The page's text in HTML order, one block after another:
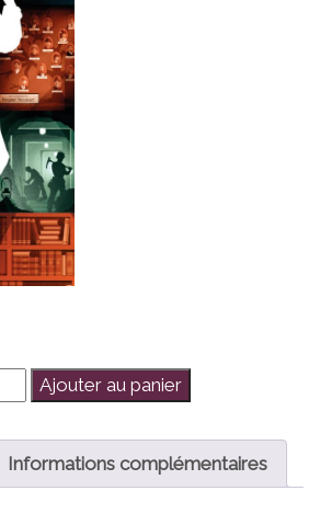
Ajouter au panier
Informations complémentaires